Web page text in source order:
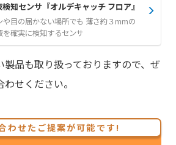
知センサ『オルデキャッチ フロア』
や目の届かない場所でも 薄さ約３mmの
を確実に検知するセンサ
製品も取り扱っておりますので、ぜ
せください。
わせたご提案が可能です!